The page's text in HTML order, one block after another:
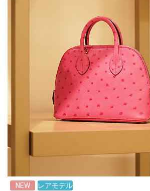
NEW
レアモデル